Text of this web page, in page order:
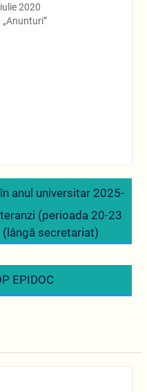
2020
„Anunturi”
anul universitar 2025-
(perioada 20-23
secretariat)
EPIDOC